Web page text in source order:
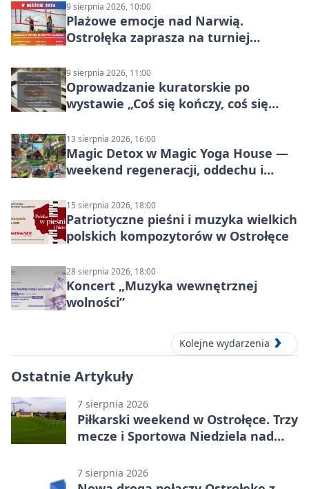
9 sierpnia 2026, 10:00
Plażowe emocje nad Narwią.
Ostrołęka zaprasza na turniej
9 sierpnia 2026, 11:00
Oprowadzanie kuratorskie po
wystawie „Coś się kończy, coś się
Mazowsza do Korony”
13 sierpnia 2026, 16:00
Magic Detox w Magic Yoga House —
weekend regeneracji, oddechu i
15 sierpnia 2026, 18:00
Patriotyczne pieśni i muzyka wielkich
polskich kompozytorów w Ostrołęce
28 sierpnia 2026, 18:00
Koncert „Muzyka wewnętrznej
wolności”
Kolejne wydarzenia
Ostatnie Artykuły
7 sierpnia 2026
Piłkarski weekend w Ostrołęce. Trzy
mecze i Sportowa Niedziela nad
7 sierpnia 2026